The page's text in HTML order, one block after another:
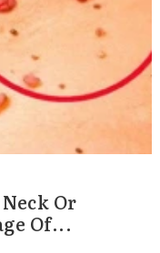
Or
Of...